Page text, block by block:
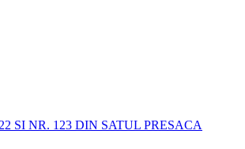
SI NR. 123 DIN SATUL PRESACA